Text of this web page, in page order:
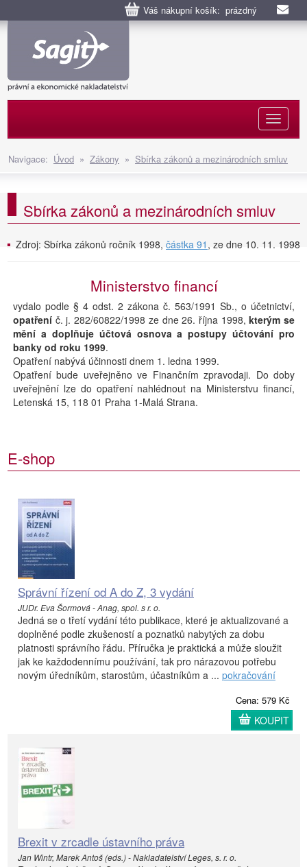
Váš nákupní košík: prázdný
Navigace: Úvod » Zákony » Sbírka zákonů a mezinárodních smluv
Sbírka zákonů a mezinárodních smluv
Zdroj: Sbírka zákonů ročník 1998, částka 91 , ze dne 10. 11. 1998
Ministerstvo financí
vydalo podle § 4 odst. 2 zákona č. 563/1991 Sb., o účetnictví,
opatření č. j. 282/60822/1998 ze dne 26. října 1998,kterým se
mění a doplňuje účtová osnova a postupy účtování pro
banky od roku 1999.
Opatření nabývá účinnosti dnem 1. ledna 1999.
Opatření bude uveřejněno ve Finančním zpravodaji. Do doby
uveřejnění lze do opatření nahlédnout na Ministerstvu financí,
Letenská 15, 118 01 Praha 1-Malá Strana.
E-shop
Správní řízení od A do Z, 3 vydání
JUDr. Eva Šormová - Anag, spol. s r. o.
Jedná se o třetí vydání této publikace, které je aktualizované a
doplněné podle zkušeností a poznatků nabytých za dobu
platnosti správního řádu. Příručka je praktická a může sloužit
jak ke každodennímu používání, tak pro nárazovou potřebu
novým úředníkům, starostům, účastníkům a ... pokračování
Cena: 579 Kč
KOUPIT
Brexit v zrcadle ústavního práva
Jan Wintr, Marek Antoš (eds.) - Nakladatelství Leges, s. r. o.